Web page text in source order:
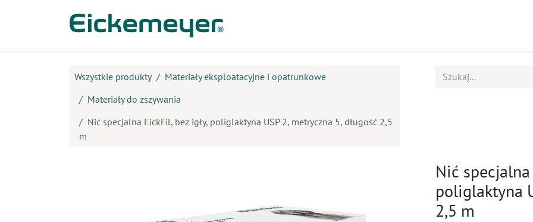
Wszystkie produkty
Materiały eksploatacyjne i opatrunkowe
Materiały do zszywania
Nić specjalna EickFil, bez igły, poliglaktyna USP 2, metryczna 5, długość 2,5
m
Nić specjalna
poliglaktyna
2,5 m